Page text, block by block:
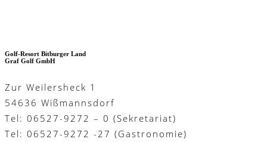
Golf-Resort Bitburger Land
Graf Golf GmbH
Zur Weilersheck 1
54636 Wißmannsdorf
Tel: 06527-9272 – 0 (Sekretariat)
Tel: 06527-9272 -27 (Gastronomie)